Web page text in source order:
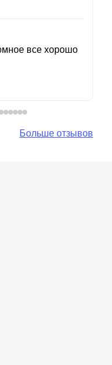
все хорошо
Больше отзывов